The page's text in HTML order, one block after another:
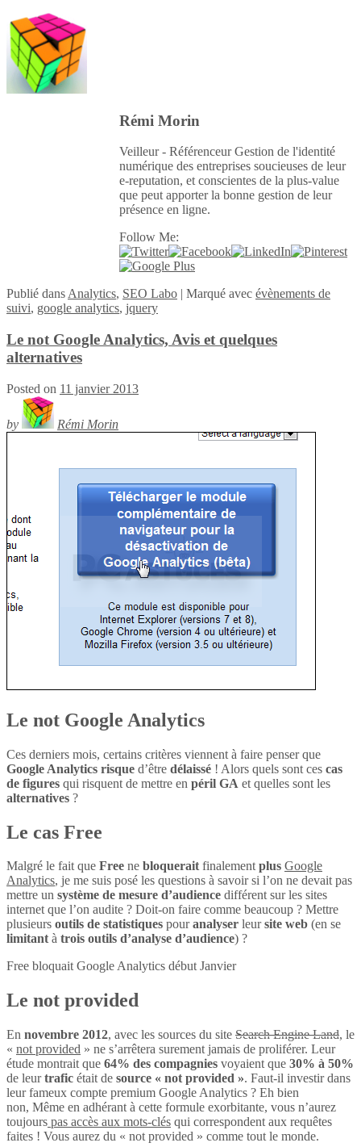
Rémi Morin
Veilleur - Référenceur Gestion de l'identité
numérique des entreprises soucieuses de leur
e-reputation, et conscientes de la plus-value
que peut apporter la bonne gestion de leur
présence en ligne.
Follow Me:
Publié dans Analytics, SEO Labo | Marqué avec évènements de
suivi, google analytics, jquery
Le not Google Analytics, Avis et quelques
alternatives
Posted on 11 janvier 2013
by Rémi Morin
Le not Google Analytics
Ces derniers mois, certains critères viennent à faire penser que
Google Analytics risque d’être délaissé ! Alors quels sont ces cas
de figures qui risquent de mettre en péril GA et quelles sont les
alternatives ?
Le cas Free
Malgré le fait que Free ne bloqueraitfinalementplus Google
Analytics, je me suis posé les questions à savoir si l’on ne devait pas
mettre un système de mesure d’audience différent sur les sites
internet que l’on audite ? Doit-on faire comme beaucoup ? Mettre
plusieurs outils de statistiques pouranalyser leursite web (en se
limitantà trois outils d’analyse d’audience) ?
Free bloquait Google Analytics début Janvier
Le not provided
En novembre 2012, avec les sources du site Search Engine Land, le
« not provided » ne s’arrêtera surement jamais de proliférer. Leur
étude montrait que 64% des compagnies voyaient que 30% à 50%
de leurtrafic était de source « not provided ». Faut-il investir dans
leur fameux compte premium Google Analytics ? Eh bien
non, Même en adhérant à cette formule exorbitante, vous n’aurez
toujours pas accès aux mots-clés qui correspondent aux requêtes
faites ! Vous aurez du « not provided » comme tout le monde.